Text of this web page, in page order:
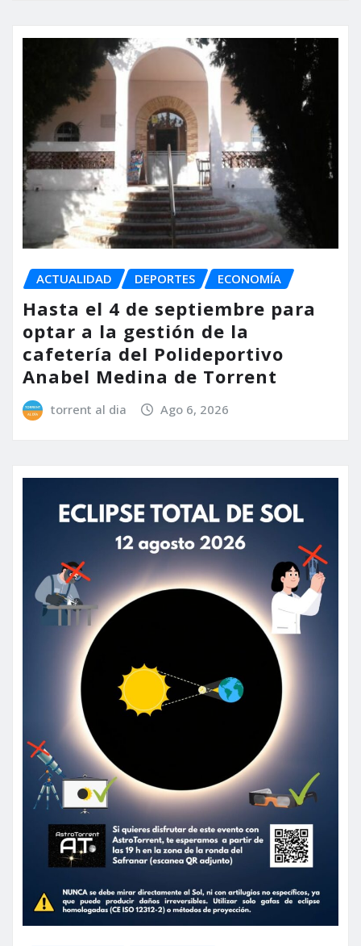
ACTUALIDAD DEPORTES ECONOMÍA
Hasta el 4 de septiembre para
optar a la gestión de la
cafetería del Polideportivo
Anabel Medina de Torrent
torrent al dia Ago 6, 2026